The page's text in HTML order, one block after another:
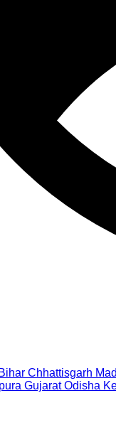
Bihar Chhattisgarh
Gujarat Odisha